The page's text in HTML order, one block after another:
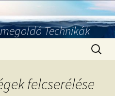
Technikák
felcserélése